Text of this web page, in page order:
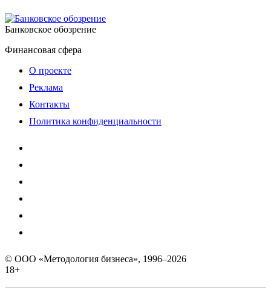
Банковское обозрение
Финансовая сфера
О проекте
Реклама
Контакты
Политика конфиденциальности
© ООО «Методология бизнеса», 1996–2026
18+